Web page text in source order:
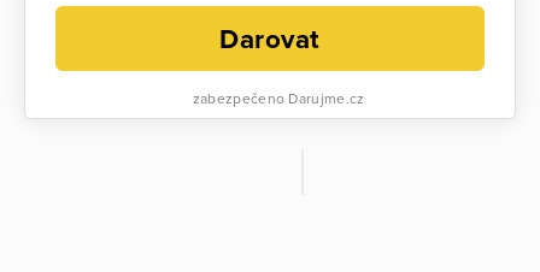
Darovat
zabezpečeno Darujme.cz